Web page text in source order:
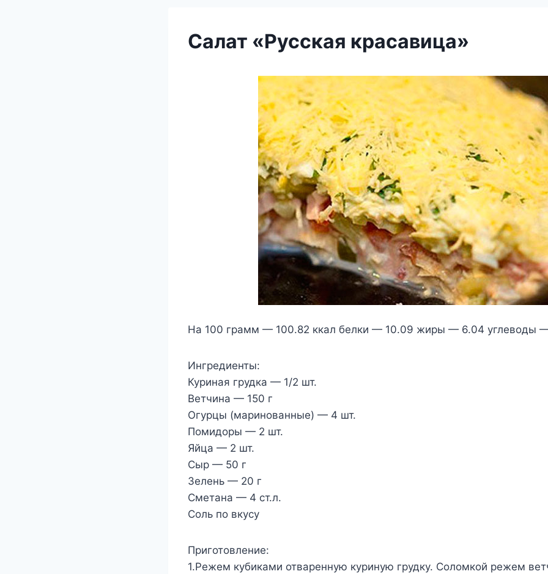
Салат «Русская красавица»
На 100 грамм — 100.82 ккал белки — 10.09 жиры — 6.04 углеводы
Ингредиенты:
Куриная грудка — 1/2 шт.
Ветчина — 150 г
Огурцы (маринованные) — 4 шт.
Помидоры — 2 шт.
Яйца — 2 шт.
Сыр — 50 г
Зелень — 20 г
Сметана — 4 ст.л.
Соль по вкусу
Приготовление:
1.Режем кубиками отваренную куриную грудку. Соломкой режем